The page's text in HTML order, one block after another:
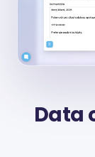
Data